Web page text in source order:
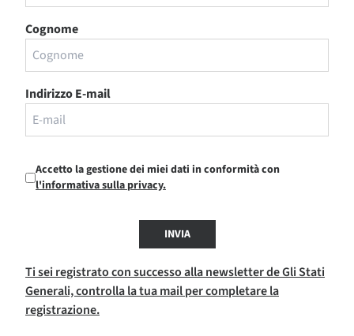
Cognome
Indirizzo E-mail
Accetto la gestione dei miei dati in conformità con
l'informativa sulla privacy.
INVIA
Ti sei registrato con successo alla newsletter de Gli Stati
Generali, controlla la tua mail per completare la
registrazione.